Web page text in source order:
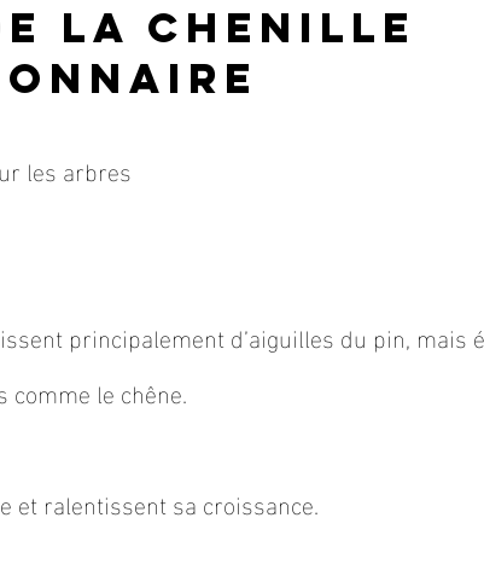
la cheni lle
les arbres
principalement d’aiguilles du pin, mais
comme le chêne.
et ralentissent sa croissance.